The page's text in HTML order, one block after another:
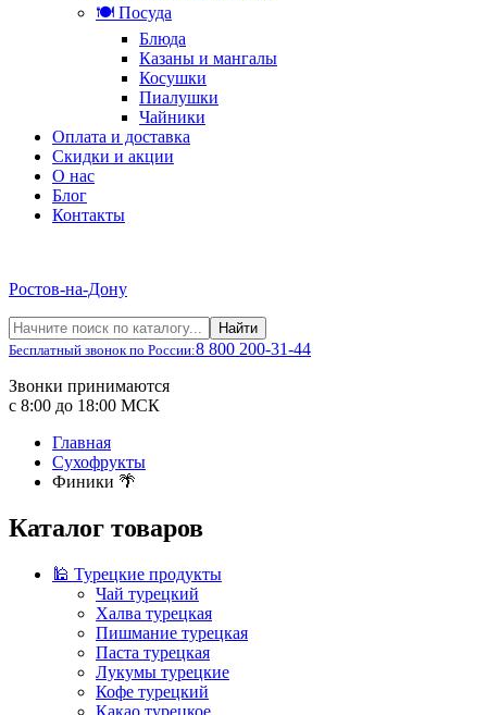
🍽️ Посуда
Блюда
Казаны и мангалы
Косушки
Пиалушки
Чайники
Оплата и доставка
Скидки и акции
О нас
Блог
Контакты
Ростов-на-Дону
Найти
Бесплатный звонок по России:8 800 200-31-44
Звонки принимаются
с 8:00 до 18:00 МСК
Главная
Сухофрукты
Финики 🌴
Каталог товаров
🕌 Турецкие продукты
Чай турецкий
Халва турецкая
Пишмание турецкая
Паста турецкая
Лукумы турецкие
Кофе турецкий
Какао турецкое